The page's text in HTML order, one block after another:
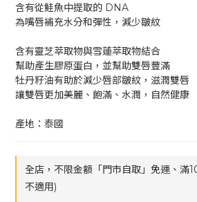
含有從鮭魚中提取的 DNA
為嘴唇補充水分和彈性，減少皺紋
含有靈芝萃取物與雪蓮萃取物結合
幫助產生膠原蛋白，並幫助雙唇豐滿
牡丹籽油有助於減少唇部皺紋，滋潤雙唇
讓雙唇更加美麗、飽滿、水潤，自然健康
產地：泰國
全店，不限金額「門市自取」免運、滿
不適用)